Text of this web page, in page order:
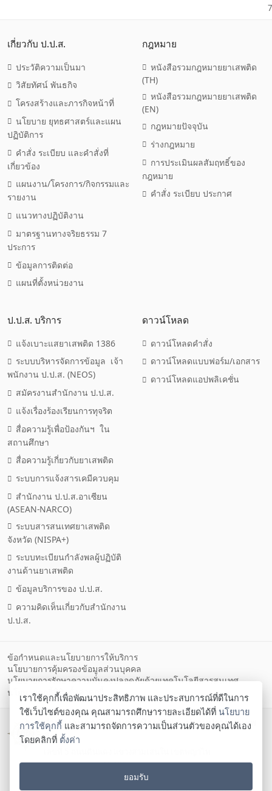
เกี่ยวกับ ป.ป.ส.
ประวัติความเป็นมา
วิสัยทัศน์ พันธกิจ
โครงสร้างและภารกิจหน้าที่
นโยบาย ยุทธศาสตร์และแผน
ปฏิบัติการ
คำสั่ง ระเบียบ และคำสั่งที่
เกี่ยวข้อง
แผนงาน/โครงการ/กิจกรรมและ
รายงาน
แนวทางปฏิบัติงาน
มาตรฐานทางจริยธรรม 7
ประการ
ข้อมูลการติดต่อ
แผนที่ตั้งหน่วยงาน
กฎหมาย
หนังสือรวมกฎหมายยาเสพติด
(TH)
หนังสือรวมกฎหมายยาเสพติด
(EN)
กฎหมายปัจจุบัน
ร่างกฎหมาย
การประเมินผลสัมฤทธิ์ของ
กฎหมาย
คำสั่ง ระเบียบ ประกาศ
ป.ป.ส. บริการ
แจ้งเบาะแสยาเสพติด 1386
ระบบบริหารจัดการข้อมูล เจ้า
พนักงาน ป.ป.ส. (NEOS)
สมัครงานสำนักงาน ป.ป.ส.
แจ้งเรื่องร้องเรียนการทุจริต
สื่อความรู้เพื่อป้องกันฯ ใน
สถานศึกษา
สื่อความรู้เกี่ยวกับยาเสพติด
ระบบการแจ้งสารเคมีควบคุม
สำนักงาน ป.ป.ส.อาเซียน
(ASEAN-NARCO)
ระบบสารสนเทศยาเสพติด
จังหวัด (NISPA+)
ระบบทะเบียนกำลังพลผู้ปฏิบัติ
งานด้านยาเสพติด
ข้อมูลบริการของ ป.ป.ส.
ความคิดเห็นเกี่ยวกับสำนักงาน
ป.ป.ส.
ดาวน์โหลด
ดาวน์โหลดคำสั่ง
ดาวน์โหลดแบบฟอร์ม/เอกสาร
ดาวน์โหลดแอปพลิเคชั่น
ข้อกำหนดและนโยบายการให้บริการ
นโยบายการคุ้มครองข้อมูลส่วนบุคคล
นโยบายการรักษาความมั่นคงปลอดภัยด้วยเทคโนโลยีสารสนเทศ
นโยบายคุกกี้
ตั้งค่าคุกกี้
สำนักงานคณะกรรมการป้องกันและปราบปรามยาเสพ
ติด
กรุงเทพมหานคร 10400
โทรศัพท์ 02-247-0901-19 โทรสาร 02-245-9350 Contact
เราใช้คุกกี้เพื่อพัฒนาประสิทธิภาพ และประสบการณ์ที่ดีในการ
ใช้เว็บไซต์ของคุณ คุณสามารถศึกษารายละเอียดได้ที่ นโยบาย
การใช้คุกกี้ และสามารถจัดการความเป็นส่วนตัวของคุณได้เอง
โดยคลิกที่ ตั้งค่า
ยอมรับ